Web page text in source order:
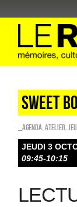
Sweet
_Agenda Atelier
JEUDI 3
09:45-10:15